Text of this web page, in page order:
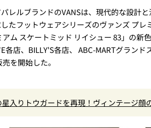
レルブランドのVANSは、現代的な設計
たフットウェアシリーズのヴァンズ プ
ム スケートミッド リイシュー 83」の新
店、BILLY'S各店、 ABC-MARTグラン
を開始した。
星入りトウガードを再現！ヴィンテージ